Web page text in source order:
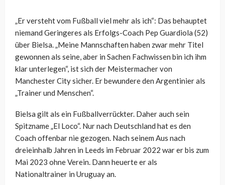
„Er versteht vom Fußball viel mehr als ich“: Das behauptet
niemand Geringeres als Erfolgs-Coach Pep Guardiola (52)
über Bielsa. „Meine Mannschaften haben zwar mehr Titel
gewonnen als seine, aber in Sachen Fachwissen bin ich ihm
klar unterlegen“, ist sich der Meistermacher von
Manchester City sicher. Er bewundere den Argentinier als
„Trainer und Menschen“.
Bielsa gilt als ein Fußballverrückter. Daher auch sein
Spitzname „El Loco“. Nur nach Deutschland hat es den
Coach offenbar nie gezogen. Nach seinem Aus nach
dreieinhalb Jahren in Leeds im Februar 2022 war er bis zum
Mai 2023 ohne Verein. Dann heuerte er als
Nationaltrainer in Uruguay an.